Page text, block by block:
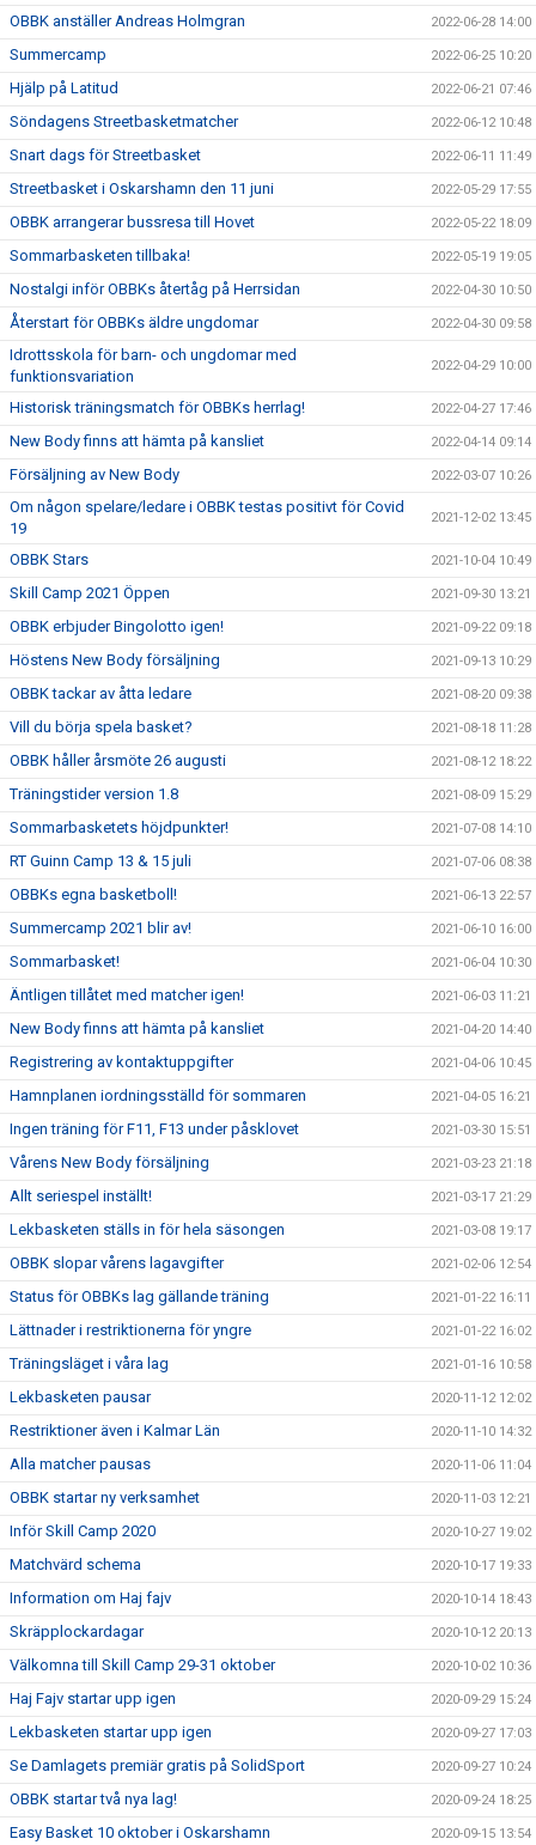
OBBK anställer Andreas Holmgran 2022-06-28 14:00
Summercamp 2022-06-25 10:20
Hjälp på Latitud 2022-06-21 07:46
Söndagens Streetbasketmatcher 2022-06-12 10:48
Snart dags för Streetbasket 2022-06-11 11:49
Streetbasket i Oskarshamn den 11 juni 2022-05-29 17:55
OBBK arrangerar bussresa till Hovet 2022-05-22 18:09
Sommarbasketen tillbaka! 2022-05-19 19:05
Nostalgi inför OBBKs återtåg på Herrsidan 2022-04-30 10:50
Återstart för OBBKs äldre ungdomar 2022-04-30 09:58
Idrottsskola för barn- och ungdomar med
funktionsvariation
2022-04-29 10:00
Historisk träningsmatch för OBBKs herrlag! 2022-04-27 17:46
New Body finns att hämta på kansliet 2022-04-14 09:14
Försäljning av New Body 2022-03-07 10:26
Om någon spelare/ledare i OBBK testas positivt för Covid
19
2021-12-02 13:45
OBBK Stars 2021-10-04 10:49
Skill Camp 2021 Öppen 2021-09-30 13:21
OBBK erbjuder Bingolotto igen! 2021-09-22 09:18
Höstens New Body försäljning 2021-09-13 10:29
OBBK tackar av åtta ledare 2021-08-20 09:38
Vill du börja spela basket? 2021-08-18 11:28
OBBK håller årsmöte 26 augusti 2021-08-12 18:22
Träningstider version 1.8 2021-08-09 15:29
Sommarbasketets höjdpunkter! 2021-07-08 14:10
RT Guinn Camp 13 & 15 juli 2021-07-06 08:38
OBBKs egna basketboll! 2021-06-13 22:57
Summercamp 2021 blir av! 2021-06-10 16:00
Sommarbasket! 2021-06-04 10:30
Äntligen tillåtet med matcher igen! 2021-06-03 11:21
New Body finns att hämta på kansliet 2021-04-20 14:40
Registrering av kontaktuppgifter 2021-04-06 10:45
Hamnplanen iordningsställd för sommaren 2021-04-05 16:21
Ingen träning för F11, F13 under påsklovet 2021-03-30 15:51
Vårens New Body försäljning 2021-03-23 21:18
Allt seriespel inställt! 2021-03-17 21:29
Lekbasketen ställs in för hela säsongen 2021-03-08 19:17
OBBK slopar vårens lagavgifter 2021-02-06 12:54
Status för OBBKs lag gällande träning 2021-01-22 16:11
Lättnader i restriktionerna för yngre 2021-01-22 16:02
Träningsläget i våra lag 2021-01-16 10:58
Lekbasketen pausar 2020-11-12 12:02
Restriktioner även i Kalmar Län 2020-11-10 14:32
Alla matcher pausas 2020-11-06 11:04
OBBK startar ny verksamhet 2020-11-03 12:21
Inför Skill Camp 2020 2020-10-27 19:02
Matchvärd schema 2020-10-17 19:33
Information om Haj fajv 2020-10-14 18:43
Skräpplockardagar 2020-10-12 20:13
Välkomna till Skill Camp 29-31 oktober 2020-10-02 10:36
Haj Fajv startar upp igen 2020-09-29 15:24
Lekbasketen startar upp igen 2020-09-27 17:03
Se Damlagets premiär gratis på SolidSport 2020-09-27 10:24
OBBK startar två nya lag! 2020-09-24 18:25
Easy Basket 10 oktober i Oskarshamn 2020-09-15 13:54